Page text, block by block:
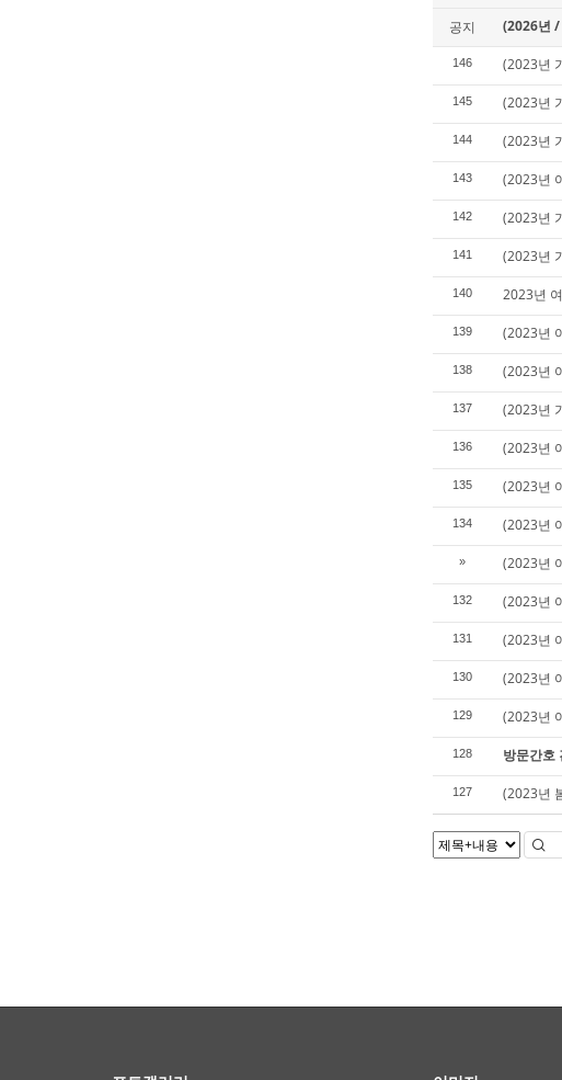
공지 (2026년 /
146 (2023년
145 (2023년
144 (2023년
143 (2023년
142 (2023년
141 (2023년
140 2023년
139 (2023년
138 (2023년
137 (2023년
136 (2023년
135 (2023년
134 (2023년
» (2023년
132 (2023년
131 (2023년
130 (2023년
129 (2023년
128 방문간호
127 (2023년